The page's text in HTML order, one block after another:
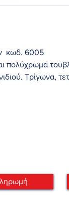
κωδ. 6005
πολύχρωμα
Τρίγωνα,